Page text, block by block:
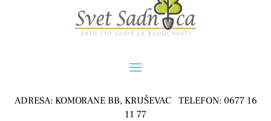
ADRESA: KOMORANE BB, KRUŠEVAC TELEFON: 0677 16
11 77